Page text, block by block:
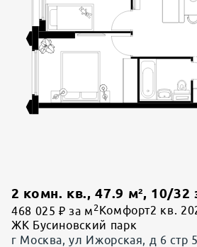
2 комн. кв., 47.9 м², 10/32
468 025 ₽ за м 2 Комфорт2 кв.
ЖК Бусиновский парк
г Москва, ул Ижорская, д 6 стр 5